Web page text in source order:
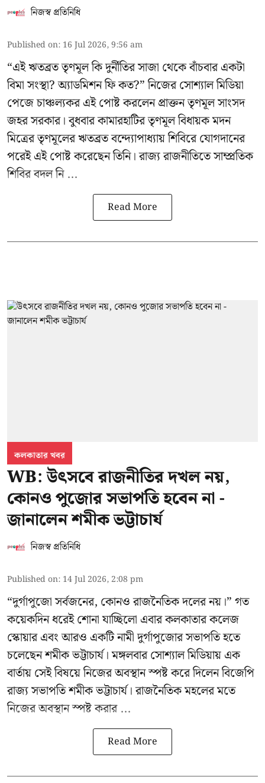
নিজস্ব প্রতিনিধি
Published on: 16 Jul 2026, 9:56 am
“এই ঋতব্রত তৃণমূল কি দুর্নীতির সাজা থেকে বাঁচবার একটা
বিমা সংস্থা? অ্যাডমিশন ফি কত?” নিজের সোশ্যাল মিডিয়া
পেজে চাঞ্চল্যকর এই পোষ্ট করলেন প্রাক্তন তৃণমূল সাংসদ
জহর সরকার। বুধবার কামারহাটির তৃণমূল বিধায়ক মদন
মিত্রেরতৃণমূলের ঋতব্রত বন্দ্যোপাধ্যায় শিবিরেযোগদানের
পরেই এই পোষ্ট করেছেন তিনি। রাজ্য রাজনীতিতে সাম্প্রতিক
শিবির বদল নি ...
Read More
কলকাতার খবর
WB: উৎসবে রাজনীতির দখল নয়,
কোনও পুজোর সভাপতি হবেন না -
জানালেন শমীক ভট্টাচার্য
নিজস্ব প্রতিনিধি
Published on: 14 Jul 2026, 2:08 pm
“দুর্গাপুজো সর্বজনের, কোনও রাজনৈতিক দলের নয়।” গত
কয়েকদিন ধরেই শোনা যাচ্ছিলো এবার কলকাতার কলেজ
স্কোয়ার এবং আরও একটি নামী দুর্গাপুজোর সভাপতি হতে
চলেছেনশমীক ভট্টাচার্য। মঙ্গলবার সোশ্যাল মিডিয়ায় এক
বার্তায় সেই বিষয়ে নিজের অবস্থান স্পষ্ট করে দিলেন বিজেপি
রাজ্য সভাপতি শমীক ভট্টাচার্য। রাজনৈতিক মহলের মতে
নিজের অবস্থান স্পষ্ট করার ...
Read More